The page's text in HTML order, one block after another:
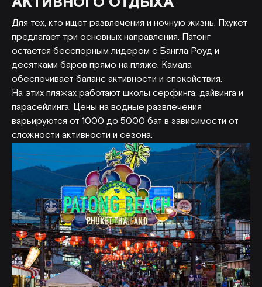
Для тех, кто ищет развлечения и ночную жизнь, Пхукет
предлагает три основных направления. Патонг
остается бесспорным лидером с Бангла Роуд и
десятками баров прямо на пляже. Камала
обеспечивает баланс активности и спокойствия.
На этих пляжах работают школы серфинга, дайвинга и
парасейлинга. Цены на водные развлечения
варьируются от 1000 до 5000 бат в зависимости от
сложности активности и сезона.